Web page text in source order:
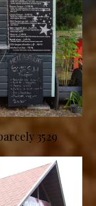
3529